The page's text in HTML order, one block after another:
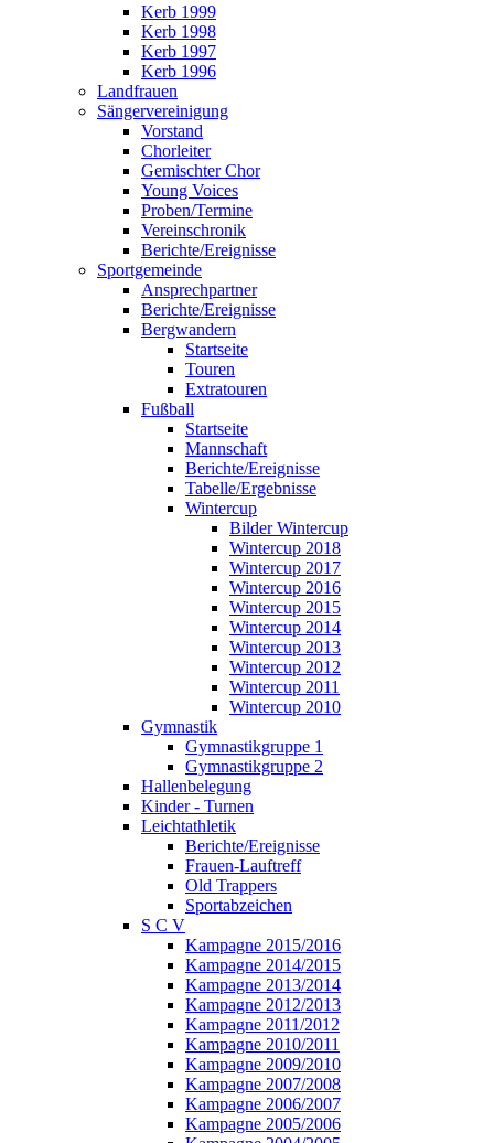
Kerb 1999
Kerb 1998
Kerb 1997
Kerb 1996
Landfrauen
Sängervereinigung
Vorstand
Chorleiter
Gemischter Chor
Young Voices
Proben/Termine
Vereinschronik
Berichte/Ereignisse
Sportgemeinde
Ansprechpartner
Berichte/Ereignisse
Bergwandern
Startseite
Touren
Extratouren
Fußball
Startseite
Mannschaft
Berichte/Ereignisse
Tabelle/Ergebnisse
Wintercup
Bilder Wintercup
Wintercup 2018
Wintercup 2017
Wintercup 2016
Wintercup 2015
Wintercup 2014
Wintercup 2013
Wintercup 2012
Wintercup 2011
Wintercup 2010
Gymnastik
Gymnastikgruppe 1
Gymnastikgruppe 2
Hallenbelegung
Kinder - Turnen
Leichtathletik
Berichte/Ereignisse
Frauen-Lauftreff
Old Trappers
Sportabzeichen
S C V
Kampagne 2015/2016
Kampagne 2014/2015
Kampagne 2013/2014
Kampagne 2012/2013
Kampagne 2011/2012
Kampagne 2010/2011
Kampagne 2009/2010
Kampagne 2007/2008
Kampagne 2006/2007
Kampagne 2005/2006